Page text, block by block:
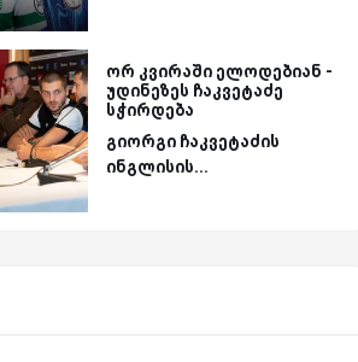
ორ კვირაში ელოდებიან -
უდინეზეს ჩაკვეტაძე
სჭირდება
გიორგი ჩაკვეტაძის
ინგლისის...